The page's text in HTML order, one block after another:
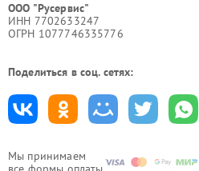
Мы принимаем
ООО "Русервис"
ИНН 7702633247
ОГРН 1077746335776
Поделиться в соц. сетях: